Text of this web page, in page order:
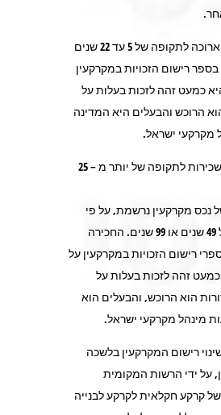
של 5 עד 22 שנים
רישום הזכויות במקרקעין
כמעט זהה לזכות בעלות על
הרוכש והבעלים היא המדינה
מקרקעי ישראל.
*חכירה לדורות שכירות לתקופה של יותר מ – 25
נכס מקרקעין נרשמת, על פי
רוב, לתקופה של 49 שנים או 99 שנים. החכירה
רישום הזכויות במקרקעין על
זהה לזכות בעלות על
הוא הרוכש, והבעלים הוא
מינהל מקרקעי ישראל.
רישום המקרקעין בלשכה
על ידי הרשות המקומית
של קרקע חקלאית לקרקע לבנייה